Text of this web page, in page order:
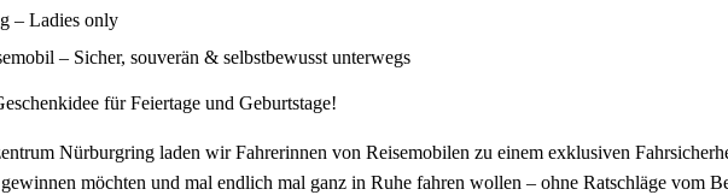
– Ladies only
– Sicher, souverän & selbstbewusst unterwegs
für Feiertage und Geburtstage!
Nürburgring laden wir Fahrerinnen von Reisemobilen zu einem exklusiven
möchten und mal endlich mal ganz in Ruhe fahren wollen – ohne Ratschläge vom